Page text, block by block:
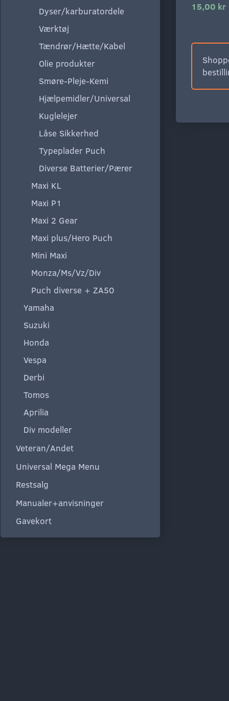
Dyser/karburatordele
Værktøj
Tændrør/Hætte/Kabel
Olie produkter
Smøre-Pleje-Kemi
Hjælpemidler/Universal
Kuglelejer
Låse Sikkerhed
Typeplader Puch
Diverse Batterier/Pærer
Maxi KL
Maxi P1
Maxi 2 Gear
Maxi plus/Hero Puch
Mini Maxi
Monza/Ms/Vz/Div
Puch diverse + ZA50
Yamaha
Suzuki
Honda
Vespa
Derbi
Tomos
Aprilia
Div modeller
Veteran/Andet
Universal Mega Menu
Restsalg
Manualer+anvisninger
Gavekort
15,00 kr